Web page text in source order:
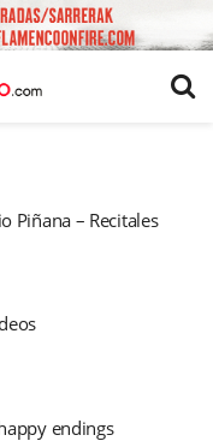
Piñana – Recitales
endings